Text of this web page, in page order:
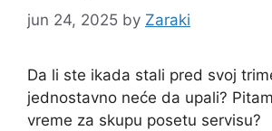
jun 24, 2025 by Zaraki
Da li ste ikada stali pred svoj
jednostavno neće da upali?
vreme za skupu posetu servisu?